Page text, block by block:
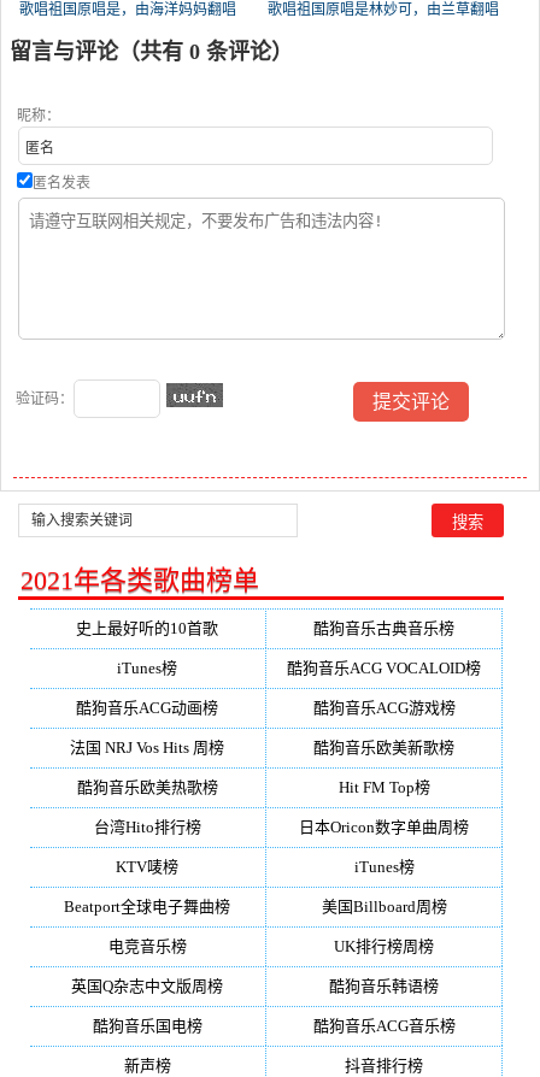
歌唱祖国原唱是，由海洋妈妈翻唱
(播放:63)
歌唱祖国原唱是林妙可，由兰草翻唱
(播放:62)
留言与评论（共有 0 条评论）
昵称：
匿名发表
验证码：
2021年各类歌曲榜单
史上最好听的10首歌 酷狗音乐古典音乐榜
iTunes榜 酷狗音乐ACG VOCALOID榜
酷狗音乐ACG动画榜 酷狗音乐ACG游戏榜
法国 NRJ Vos Hits 周榜 酷狗音乐欧美新歌榜
酷狗音乐欧美热歌榜 Hit FM Top榜
台湾Hito排行榜 日本Oricon数字单曲周榜
KTV唛榜 iTunes榜
Beatport全球电子舞曲榜 美国Billboard周榜
电竞音乐榜 UK排行榜周榜
英国Q杂志中文版周榜 酷狗音乐韩语榜
酷狗音乐国电榜 酷狗音乐ACG音乐榜
新声榜 抖音排行榜